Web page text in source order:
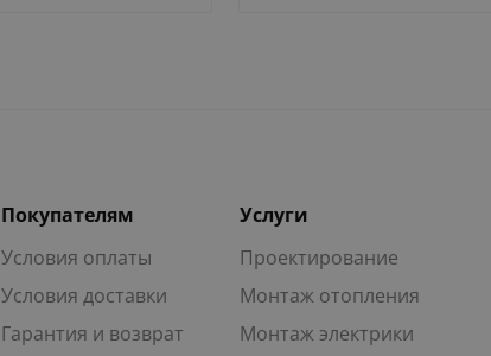
Покупателям
Условия оплаты
Условия доставки
Гарантия и возврат
Услуги
Проектирование
Монтаж отопления
Монтаж электрики